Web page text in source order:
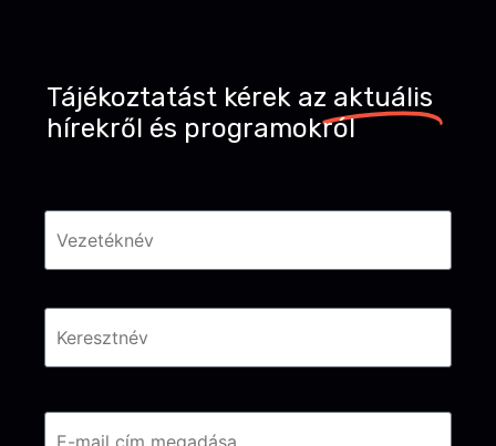
Tájékoztatást kérek az aktuális
hírekről és programokról
Név *
Email *